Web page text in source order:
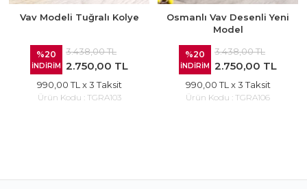
Vav Modeli Tuğralı Kolye
%20
İNDİRİM
3.438,00 TL
2.750,00 TL
990,00 TL x 3 Taksit
Ürün Kodu : TGRA103
Osmanlı Vav Desenli Yeni
Model
%20
İNDİRİM
3.438,00 TL
2.750,00 TL
990,00 TL x 3 Taksit
Ürün Kodu : TGRA106